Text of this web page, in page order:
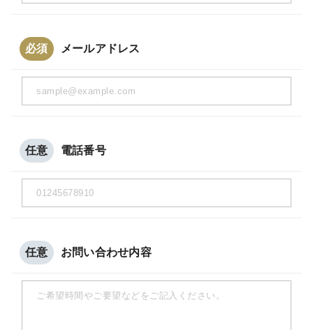
必須 メールアドレス
任意 電話番号
任意 お問い合わせ内容